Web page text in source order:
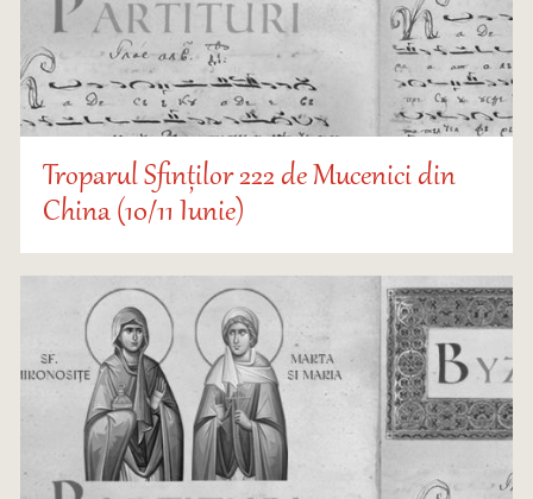
Troparul Sfinților 222 de Mucenici din
China (10/11 Iunie)